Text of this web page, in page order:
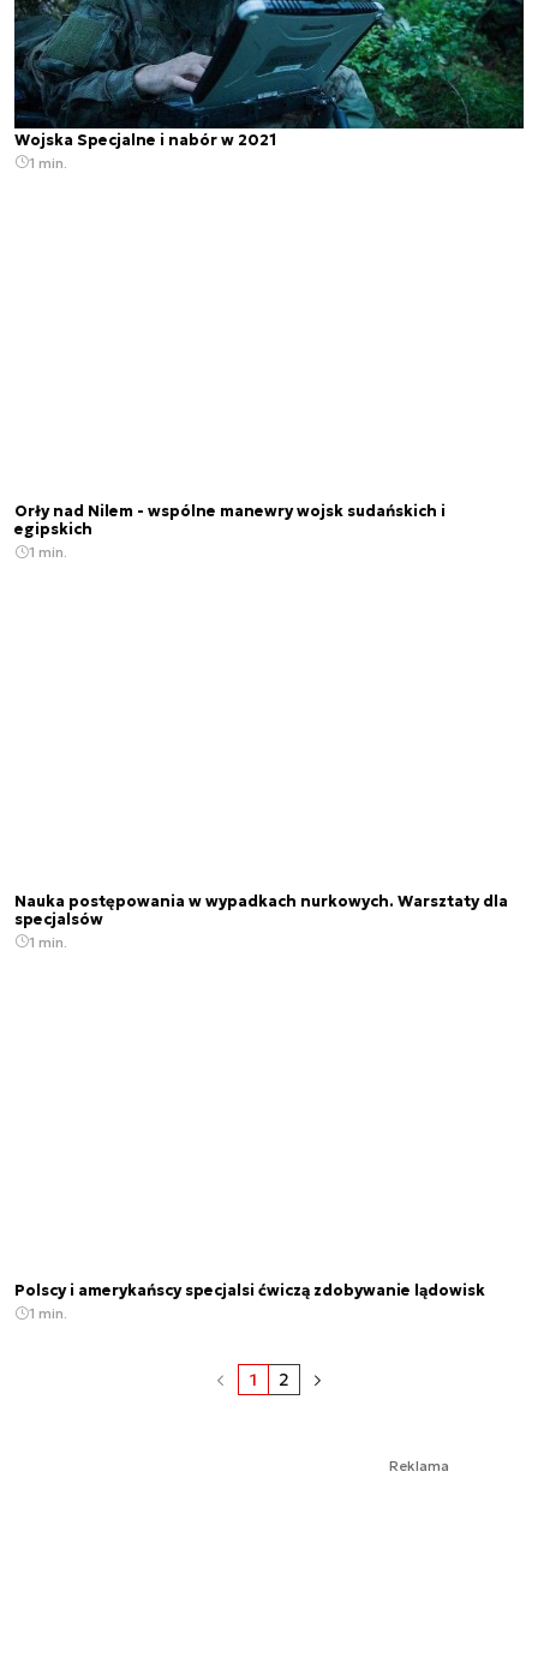
Wojska Specjalne i nabór w 2021
1 min.
Orły nad Nilem - wspólne manewry wojsk sudańskich i
egipskich
1 min.
Nauka postępowania w wypadkach nurkowych. Warsztaty dla
specjalsów
1 min.
Polscy i amerykańscy specjalsi ćwiczą zdobywanie lądowisk
1 min.
1 2
Reklama